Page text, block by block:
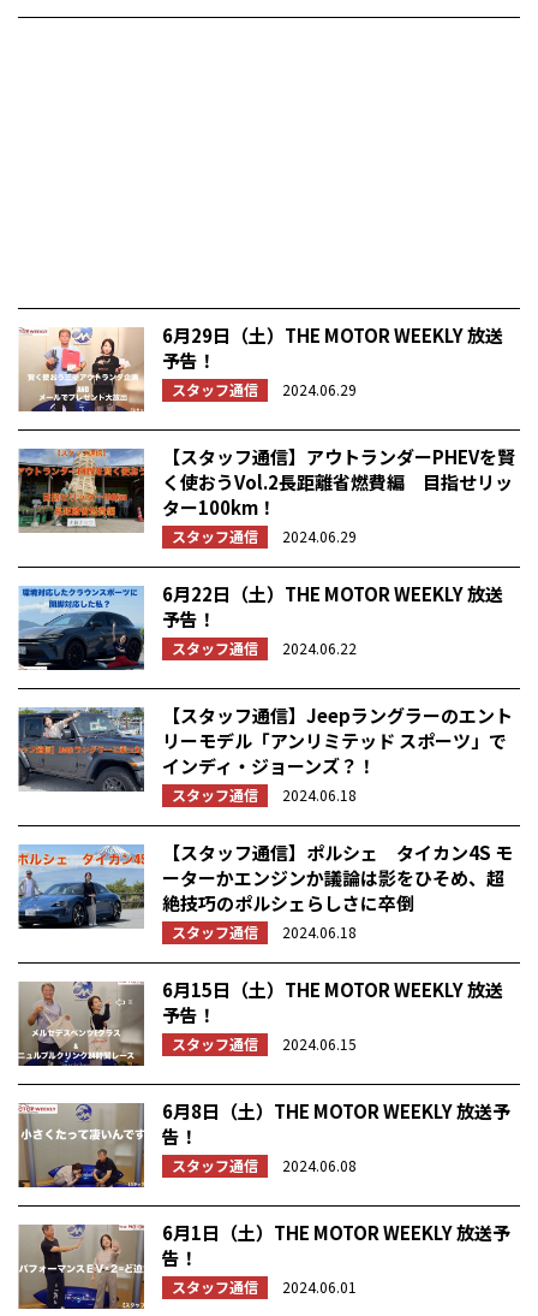
6月29日（土）THE MOTOR WEEKLY 放送
予告！
スタッフ通信 2024.06.29
【スタッフ通信】アウトランダーPHEVを賢
く使おうVol.2長距離省燃費編 目指せリッ
ター100km！
スタッフ通信 2024.06.29
6月22日（土）THE MOTOR WEEKLY 放送
予告！
スタッフ通信 2024.06.22
【スタッフ通信】Jeepラングラーのエント
リーモデル「アンリミテッド スポーツ」で
インディ・ジョーンズ？！
スタッフ通信 2024.06.18
【スタッフ通信】ポルシェ タイカン4S モ
ーターかエンジンか議論は影をひそめ、超
絶技巧のポルシェらしさに卒倒
スタッフ通信 2024.06.18
6月15日（土）THE MOTOR WEEKLY 放送
予告！
スタッフ通信 2024.06.15
6月8日（土）THE MOTOR WEEKLY 放送予
告！
スタッフ通信 2024.06.08
6月1日（土）THE MOTOR WEEKLY 放送予
告！
スタッフ通信 2024.06.01